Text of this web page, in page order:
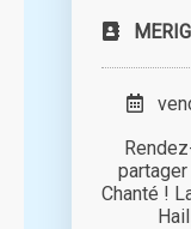
Chanté !